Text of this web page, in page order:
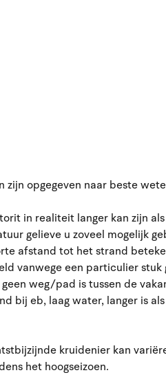
opgegeven naar beste
in realiteit langer kan zijn
gelieve u zoveel mogelijk
afstand tot het strand
vanwege een particulier stuk
weg/pad is tussen de
bij eb, laag water, langer is
kruidenier kan
het hoogseizoen.